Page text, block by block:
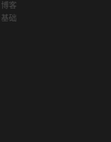
博客
基础